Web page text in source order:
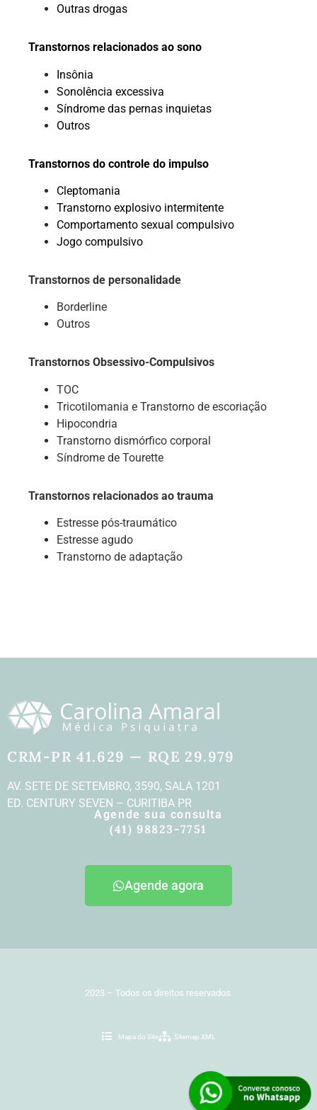
Outras drogas
Transtornos relacionados ao sono
Insônia
Sonolência excessiva
Síndrome das pernas inquietas
Outros
Transtornos do controle do impulso
Cleptomania
Transtorno explosivo intermitente
Comportamento sexual compulsivo
Jogo compulsivo
Transtornos de personalidade
Borderline
Outros
Transtornos Obsessivo-Compulsivos
TOC
Tricotilomania e Transtorno de escoriação
Hipocondria
Transtorno dismórfico corporal
Síndrome de Tourette
Transtornos relacionados ao trauma
Estresse pós-traumático
Estresse agudo
Transtorno de adaptação
CRM-PR 41.629 — RQE 29.979
AV. SETE DE SETEMBRO, 3590, SALA 1201
ED. CENTURY SEVEN – CURITIBA PR
Agende sua consulta
(41) 98823-7751
Agende agora
2023 – Todos os direitos reservados.
Mapa do Site Sitemap XML